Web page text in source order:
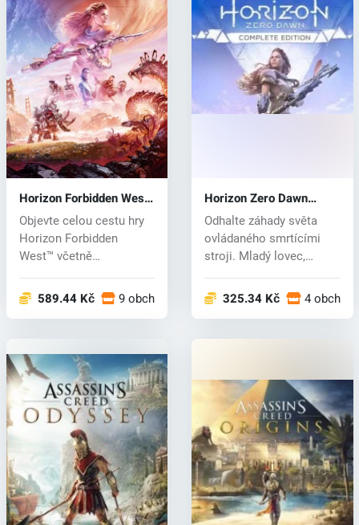
Horizon Forbidden West
(PS4/PS5) key
Objevte celou cestu hry
Horizon Forbidden
West™ včetně
589.44 Kč 9 obchodech
Horizon Zero Dawn
(PS4) key
Odhalte záhady světa
ovládaného smrtícími
stroji. Mladý lovec,
325.34 Kč 4